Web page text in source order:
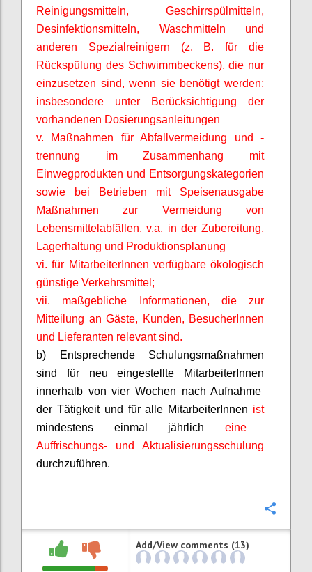
Reinigungsmitteln, Geschirrspülmitteln,
Desinfektionsmitteln, Waschmitteln und
anderen Spezialreinigern (z. B. für die
Rückspülung des Schwimmbeckens), die nur
einzusetzen sind, wenn sie benötigt werden;
insbesondere unter Berücksichtigung der
vorhandenen Dosierungsanleitungen
v. Maßnahmen für Abfallvermeidung und -
trennung im Zusammenhang mit
Einwegprodukten und Entsorgungskategorien
sowie bei Betrieben mit Speisenausgabe
Maßnahmen zur Vermeidung von
Lebensmittelabfällen, v.a. in der Zubereitung,
Lagerhaltung und Produktionsplanung
vi. für MitarbeiterInnen verfügbare ökologisch
günstige Verkehrsmittel;
vii. maßgebliche Informationen, die zur
Mitteilung an Gäste, Kunden, BesucherInnen
und Lieferanten relevant sind.
b) Entsprechende Schulungsmaßnahmen
sind für neu eingestellte
MitarbeiterInnen
innerhalb von vier Wochen nach Aufnahme
der Tätigkeit und für alle MitarbeiterInnen ist
mindestens einmal jährlich eine
Auffrischungs- und Aktualisierungsschulung
durchzuführen.
Add/View comments (13)